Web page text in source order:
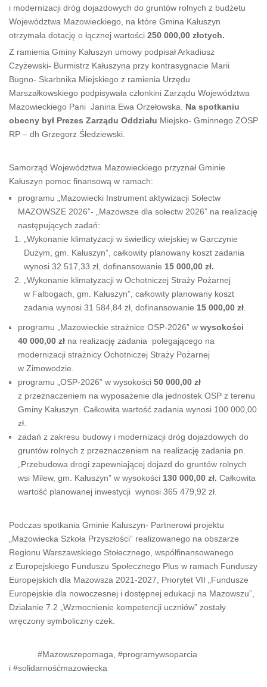
i modernizacji dróg dojazdowych do gruntów rolnych z budżetu
Województwa Mazowieckiego, na które Gmina Kałuszyn
otrzymała dotację o łącznej wartości 250 000,00 złotych.
Z ramienia Gminy Kałuszyn umowy podpisał Arkadiusz
Czyżewski- Burmistrz Kałuszyna przy kontrasygnacie Marii
Bugno- Skarbnika Miejskiego z ramienia Urzędu
Marszałkowskiego podpisywała członkini Zarządu Województwa
Mazowieckiego Pani Janina Ewa Orzełowska. Na spotkaniu
obecny był Prezes Zarządu Oddziału Miejsko- Gminnego ZOSP
RP – dh Grzegorz Śledziewski.
Samorząd Województwa Mazowieckiego przyznał Gminie
Kałuszyn pomoc finansową w ramach:
programu „Mazowiecki Instrument aktywizacji Sołectw
MAZOWSZE 2026”- „Mazowsze dla sołectw 2026” na realizację
następujących zadań:
„Wykonanie klimatyzacji w świetlicy wiejskiej w Garczynie
Dużym, gm. Kałuszyn”, całkowity planowany koszt zadania
wynosi 32 517,33 zł, dofinansowanie 15 000,00 zł.
„Wykonanie klimatyzacji w Ochotniczej Straży Pożarnej
w Falbogach, gm. Kałuszyn”, całkowity planowany koszt
zadania wynosi 31 584,84 zł, dofinansowanie 15 000,00 zł
programu „Mazowieckie strażnice OSP-2026” w wysokości
40 000,00 zł na realizację zadania polegającego na
modernizacji strażnicy Ochotniczej Straży Pożarnej
w Zimowodzie.
programu „OSP-2026” w wysokości 50 000,00 zł
z przeznaczeniem na wyposażenie dla jednostek OSP z terenu
Gminy Kałuszyn. Całkowita wartość zadania wynosi 100 000,00
zł.
zadań z zakresu budowy i modernizacji dróg dojazdowych do
gruntów rolnych z przeznaczeniem na realizację zadania pn.
„Przebudowa drogi zapewniającej dojazd do gruntów rolnych
wsi Milew, gm. Kałuszyn” w wysokości 130 000,00 zł. Całkowita
wartość planowanej inwestycji wynosi 365 479,92 zł.
Podczas spotkania Gminie Kałuszyn- Partnerowi projektu
„Mazowiecka Szkoła Przyszłości” realizowanego na obszarze
Regionu Warszawskiego Stołecznego, współfinansowanego
z Europejskiego Funduszu Społecznego Plus w ramach Funduszy
Europejskich dla Mazowsza 2021-2027, Priorytet VII „Fundusze
Europejskie dla nowoczesnej i dostępnej edukacji na Mazowszu”,
Działanie 7.2 „Wzmocnienie kompetencji uczniów” zostały
wręczony symboliczny czek.
#Mazowszepomaga, #programywsoparcia
i #solidarnośćmazowiecka